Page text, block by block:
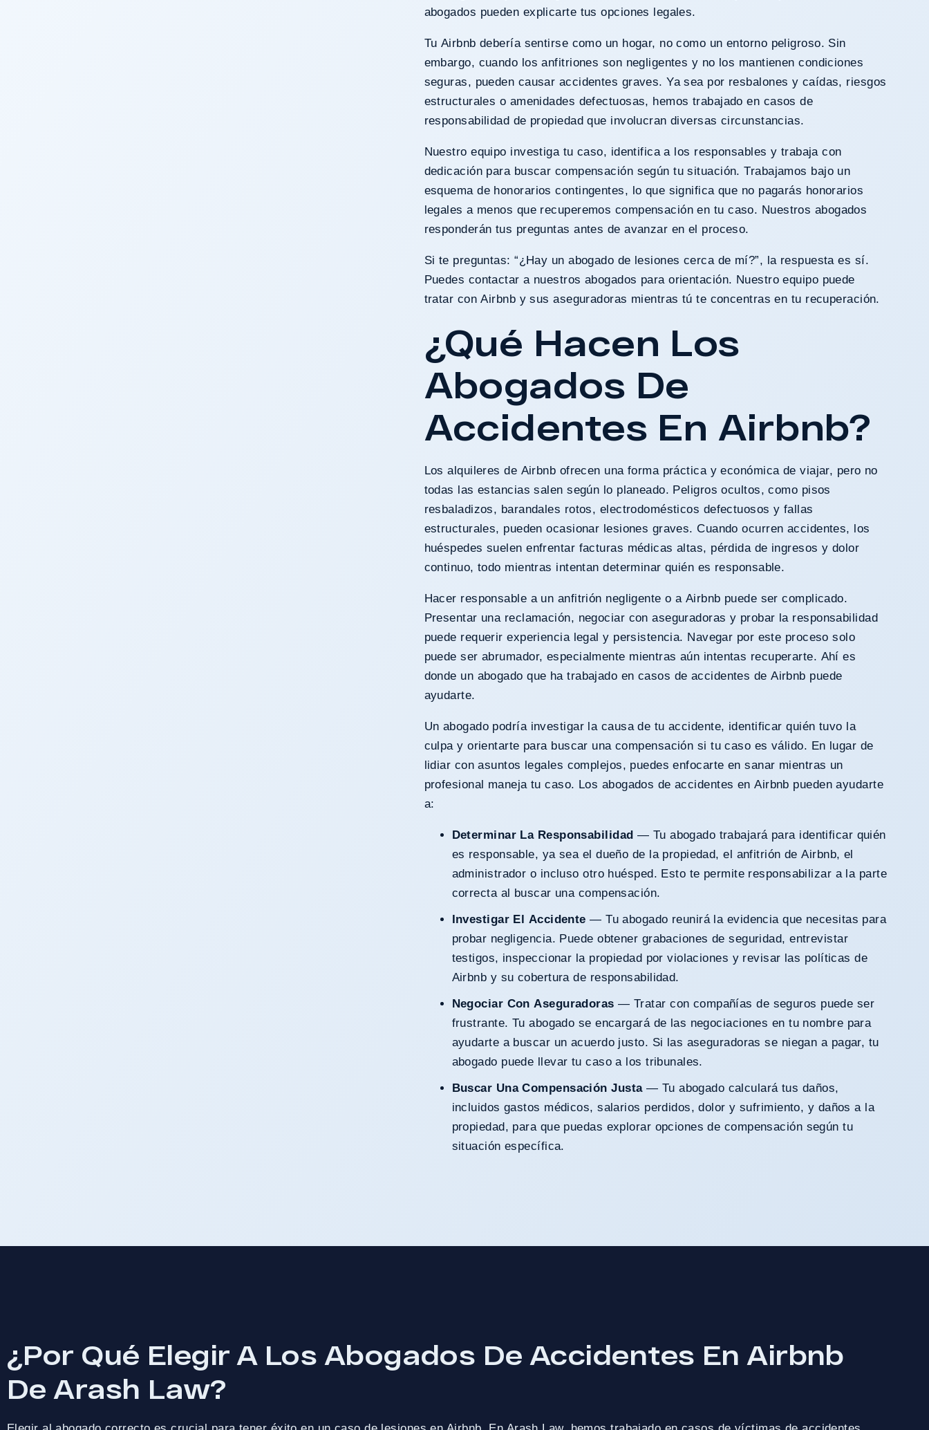
Accidentes En Airbnb
SI NO GANAMOS, NO COBRAMOS
abogados pueden explicarte tus opciones legales.
Tu Airbnb debería sentirse como un hogar, no como un entorno peligroso. Sin
embargo, cuando los anfitriones son negligentes y no los mantienen condiciones
seguras, pueden causar accidentes graves. Ya sea por resbalones y caídas, riesgos
estructurales o amenidades defectuosas, hemos trabajado en casos de
responsabilidad de propiedad que involucran diversas circunstancias.
Nuestro equipo investiga tu caso, identifica a los responsables y trabaja con
dedicación para buscar compensación según tu situación. Trabajamos bajo un
esquema de honorarios contingentes, lo que significa que no pagarás honorarios
legales a menos que recuperemos compensación en tu caso. Nuestros abogados
responderán tus preguntas antes de avanzar en el proceso.
Si te preguntas: “¿Hay un abogado de lesiones cerca de mí?”, la respuesta es sí.
Puedes contactar a nuestros abogados para orientación. Nuestro equipo puede
tratar con Airbnb y sus aseguradoras mientras tú te concentras en tu recuperación.
¿Qué Hacen Los
Abogados De
Accidentes En Airbnb?
Los alquileres de Airbnb ofrecen una forma práctica y económica de viajar, pero no
todas las estancias salen según lo planeado. Peligros ocultos, como pisos
resbaladizos, barandales rotos, electrodomésticos defectuosos y fallas
estructurales, pueden ocasionar lesiones graves. Cuando ocurren accidentes, los
huéspedes suelen enfrentar facturas médicas altas, pérdida de ingresos y dolor
continuo, todo mientras intentan determinar quién es responsable.
Hacer responsable a un anfitrión negligente o a Airbnb puede ser complicado.
Presentar una reclamación, negociar con aseguradoras y probar la responsabilidad
puede requerir experiencia legal y persistencia. Navegar por este proceso solo
puede ser abrumador, especialmente mientras aún intentas recuperarte. Ahí es
donde un abogado que ha trabajado en casos de accidentes de Airbnb puede
ayudarte.
Un abogado podría investigar la causa de tu accidente, identificar quién tuvo la
culpa y orientarte para buscar una compensación si tu caso es válido. En lugar de
lidiar con asuntos legales complejos, puedes enfocarte en sanar mientras un
profesional maneja tu caso. Los abogados de accidentes en Airbnb pueden ayudarte
a:
Determinar La Responsabilidad — Tu abogado trabajará para identificar quién
es responsable, ya sea el dueño de la propiedad, el anfitrión de Airbnb, el
administrador o incluso otro huésped. Esto te permite responsabilizar a la parte
correcta al buscar una compensación.
Investigar El Accidente — Tu abogado reunirá la evidencia que necesitas para
probar negligencia. Puede obtener grabaciones de seguridad, entrevistar
testigos, inspeccionar la propiedad por violaciones y revisar las políticas de
Airbnb y su cobertura de responsabilidad.
Negociar Con Aseguradoras — Tratar con compañías de seguros puede ser
frustrante. Tu abogado se encargará de las negociaciones en tu nombre para
ayudarte a buscar un acuerdo justo. Si las aseguradoras se niegan a pagar, tu
abogado puede llevar tu caso a los tribunales.
Buscar Una Compensación Justa— Tu abogado calculará tus daños,
incluidos gastos médicos, salarios perdidos, dolor y sufrimiento, y daños a la
propiedad, para que puedas explorar opciones de compensación según tu
situación específica.
¿Por Qué Elegir A Los Abogados De Accidentes En Airbnb
De Arash Law?